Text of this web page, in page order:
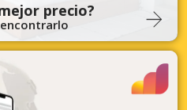
precio?